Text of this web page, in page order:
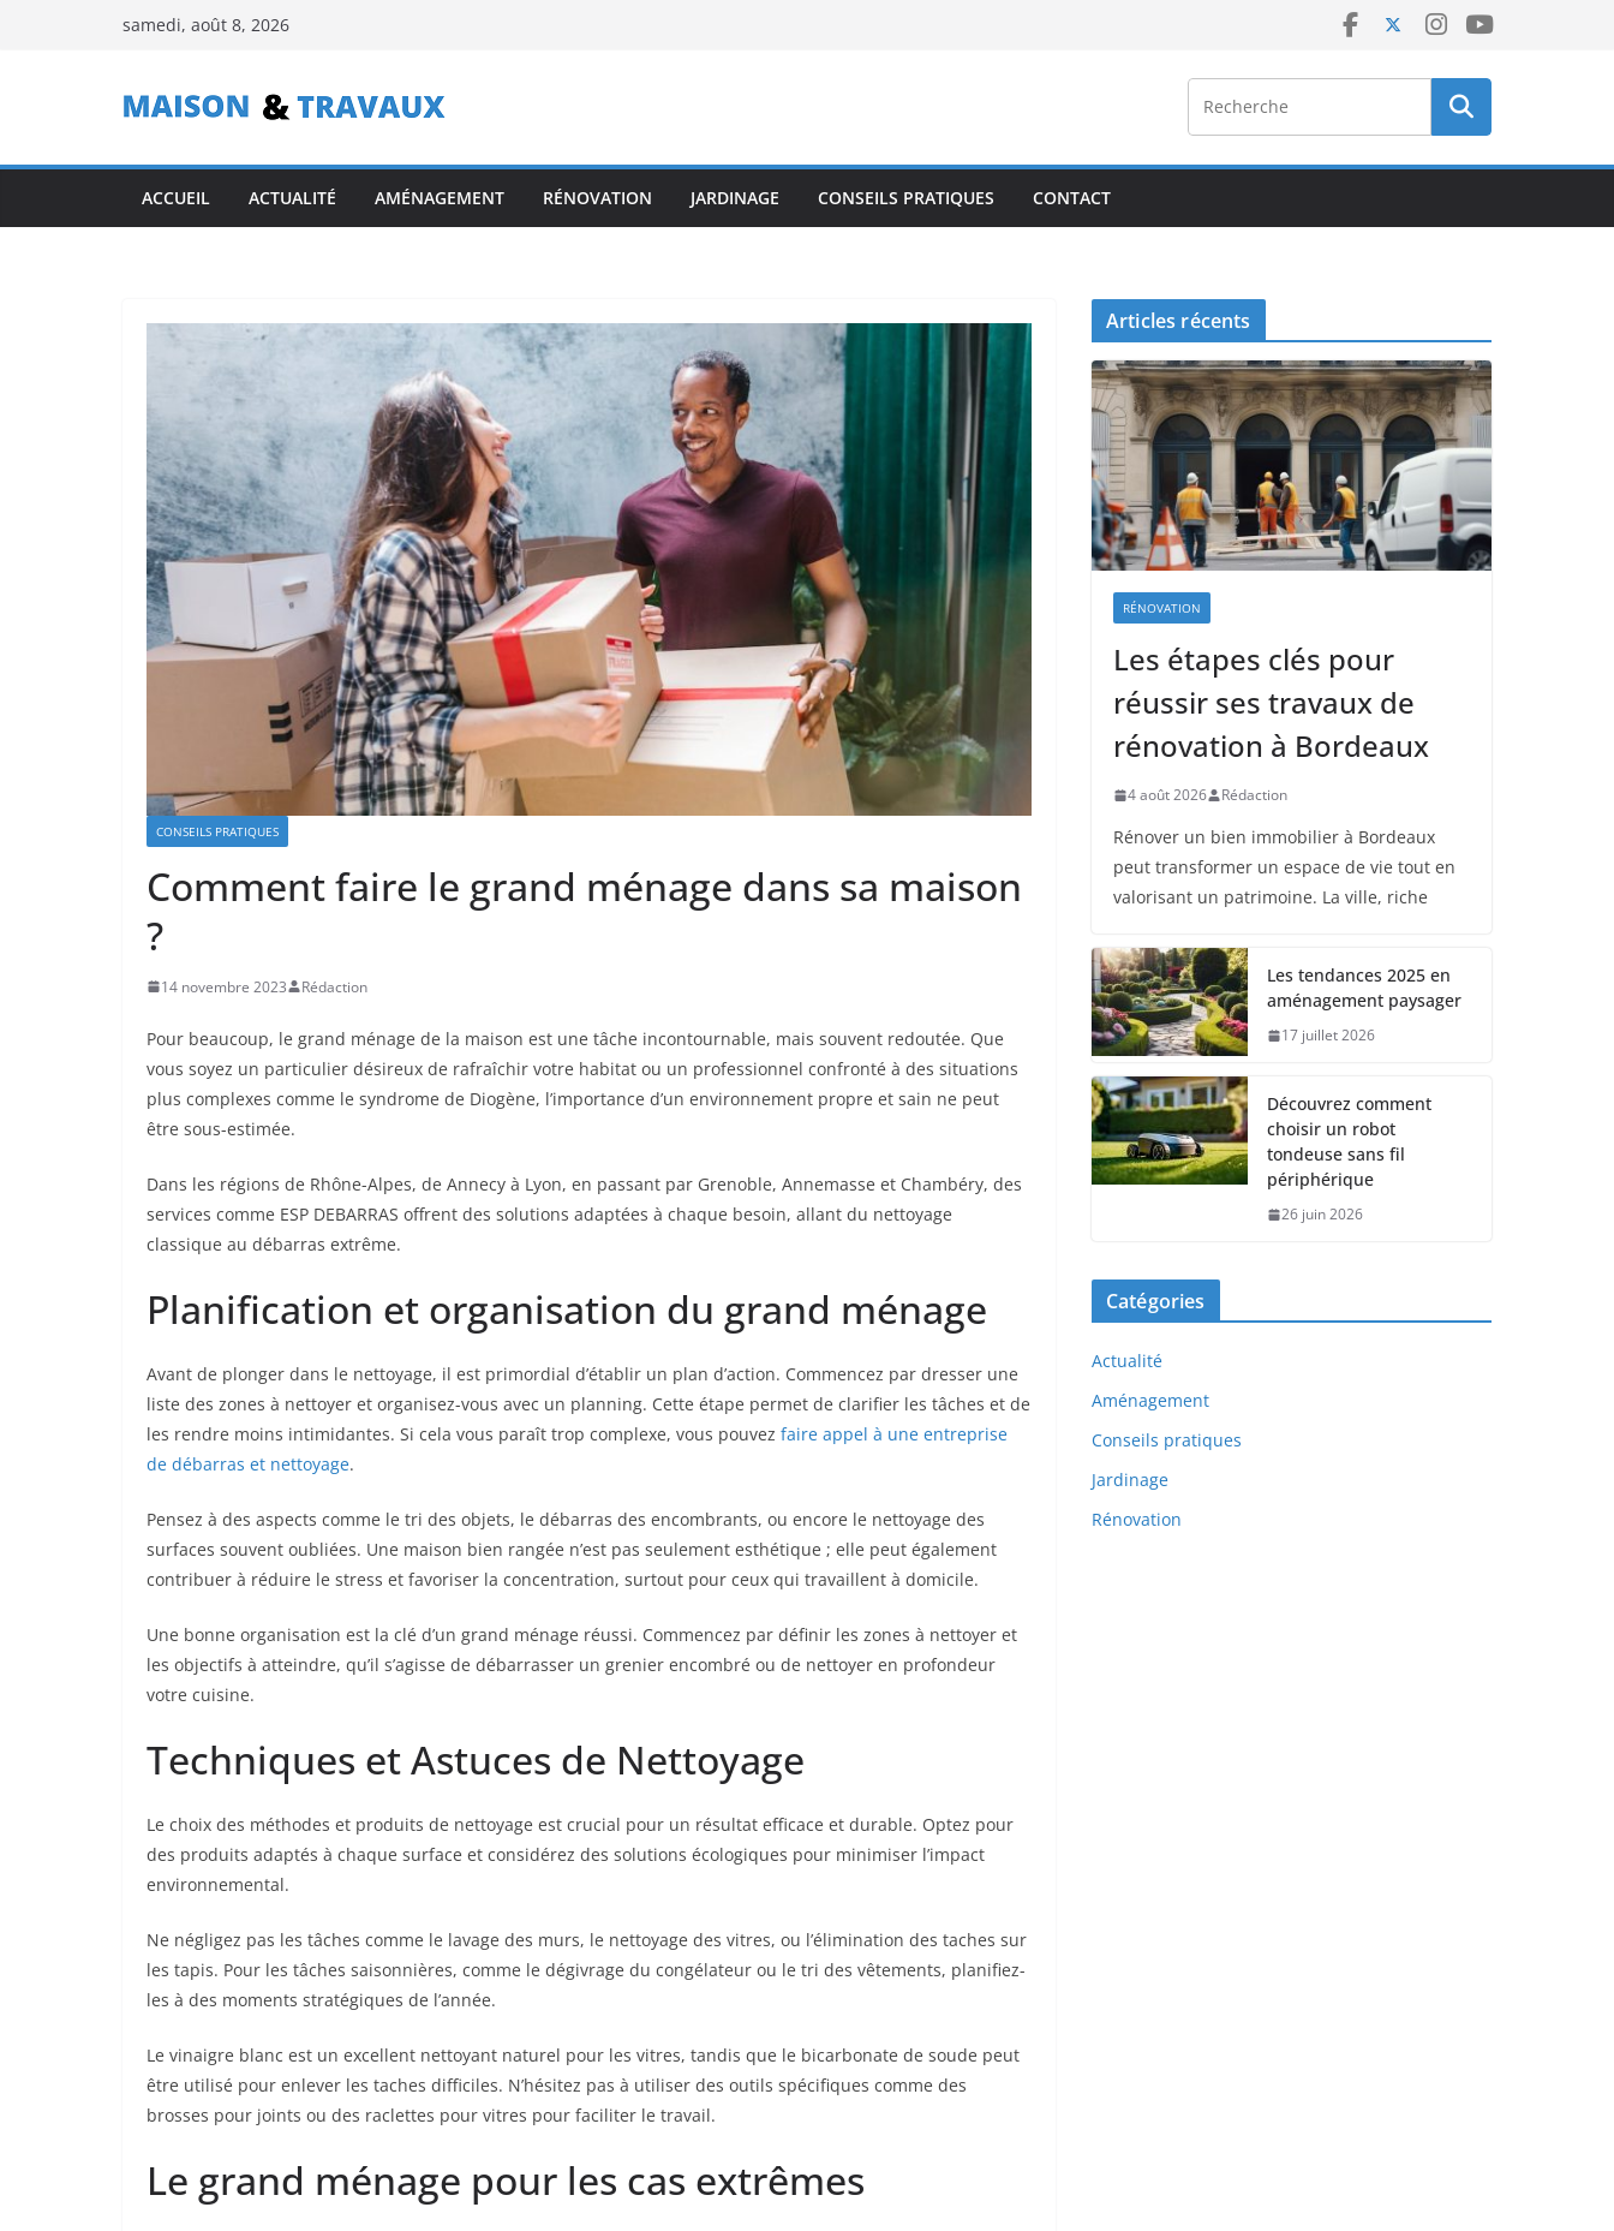
samedi, août 8, 2026
ACCUEIL ACTUALITÉ AMÉNAGEMENT RÉNOVATION JARDINAGE CONSEILS PRATIQUES CONTACT
CONSEILS PRATIQUES
Comment faire le grand ménage dans sa maison
?
14 novembre 2023 Rédaction
Pour beaucoup, le grand ménage de la maison est une tâche incontournable, mais souvent redoutée. Que
vous soyez un particulier désireux de rafraîchir votre habitat ou un professionnel confronté à des situations
plus complexes comme le syndrome de Diogène, l’importance d’un environnement propre et sain ne peut
être sous-estimée.
Dans les régions de Rhône-Alpes, de Annecy à Lyon, en passant par Grenoble, Annemasse et Chambéry, des
services comme ESP DEBARRAS offrent des solutions adaptées à chaque besoin, allant du nettoyage
classique au débarras extrême.
Planification et organisation du grand ménage
Avant de plonger dans le nettoyage, il est primordial d’établir un plan d’action. Commencez par dresser une
liste des zones à nettoyer et organisez-vous avec un planning. Cette étape permet de clarifier les tâches et de
les rendre moins intimidantes. Si cela vous paraît trop complexe, vous pouvez faire appel à une entreprise
de débarras et nettoyage.
Pensez à des aspects comme le tri des objets, le débarras des encombrants, ou encore le nettoyage des
surfaces souvent oubliées. Une maison bien rangée n’est pas seulement esthétique ; elle peut également
contribuer à réduire le stress et favoriser la concentration, surtout pour ceux qui travaillent à domicile.
Une bonne organisation est la clé d’un grand ménage réussi. Commencez par définir les zones à nettoyer et
les objectifs à atteindre, qu’il s’agisse de débarrasser un grenier encombré ou de nettoyer en profondeur
votre cuisine.
Techniques et Astuces de Nettoyage
Le choix des méthodes et produits de nettoyage est crucial pour un résultat efficace et durable. Optez pour
des produits adaptés à chaque surface et considérez des solutions écologiques pour minimiser l’impact
environnemental.
Ne négligez pas les tâches comme le lavage des murs, le nettoyage des vitres, ou l’élimination des taches sur
les tapis. Pour les tâches saisonnières, comme le dégivrage du congélateur ou le tri des vêtements, planifiez-
les à des moments stratégiques de l’année.
Le vinaigre blanc est un excellent nettoyant naturel pour les vitres, tandis que le bicarbonate de soude peut
être utilisé pour enlever les taches difficiles. N’hésitez pas à utiliser des outils spécifiques comme des
brosses pour joints ou des raclettes pour vitres pour faciliter le travail.
Le grand ménage pour les cas extrêmes
Articles récents
RÉNOVATION
Les étapes clés pour
réussir ses travaux de
rénovation à Bordeaux
4 août 2026 Rédaction
Rénover un bien immobilier à Bordeaux
peut transformer un espace de vie tout en
valorisant un patrimoine. La ville, riche
Les tendances 2025 en
aménagement paysager
17 juillet 2026
Découvrez comment
choisir un robot
tondeuse sans fil
périphérique
26 juin 2026
Catégories
Actualité
Aménagement
Conseils pratiques
Jardinage
Rénovation